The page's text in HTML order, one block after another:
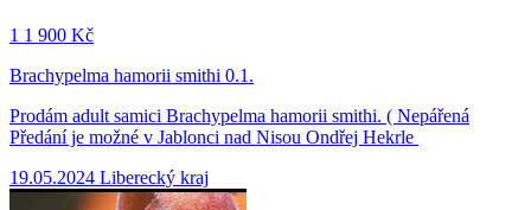
1 1 900 Kč
Brachypelma hamorii smithi 0.1.
Prodám adult samici Brachypelma hamorii smithi. ( Nepářená
Předání je možné v Jablonci nad Nisou Ondřej Hekrle
19.05.2024 Liberecký kraj